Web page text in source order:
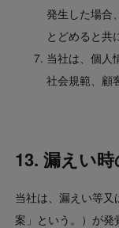
発生した場合
とどめると共
当社は、個人
社会規範、顧
13. 漏えい
当社は、漏えい等
案」という。）が発